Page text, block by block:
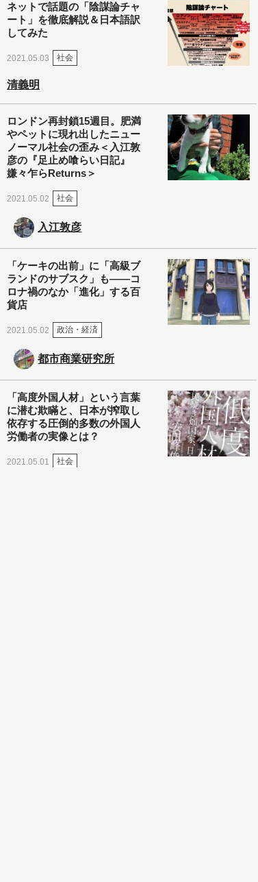
ネットで話題の「陰謀論チャ
ート」を徹底解説＆日本語訳
してみた
2021.05.03 社会
清義明
ロンドン再封鎖15週目。肥満
やペットに現れ出したニュー
ノーマル社会の歪み＜入江敦
彦の『足止め喰らい日記』
嫌々乍らReturns＞
2021.05.02 社会
入江敦彦
「ケーキの出前」に「高級ブ
ランドのサブスク」も――コ
ロナ禍のなか「進化」する百
貨店
2021.05.02 政治・経済
都市商業研究所
「高度外国人材」という言葉
に潜む欺瞞と、日本が搾取し
依存する圧倒的多数の外国人
労働者の実像とは？
2021.05.01 社会